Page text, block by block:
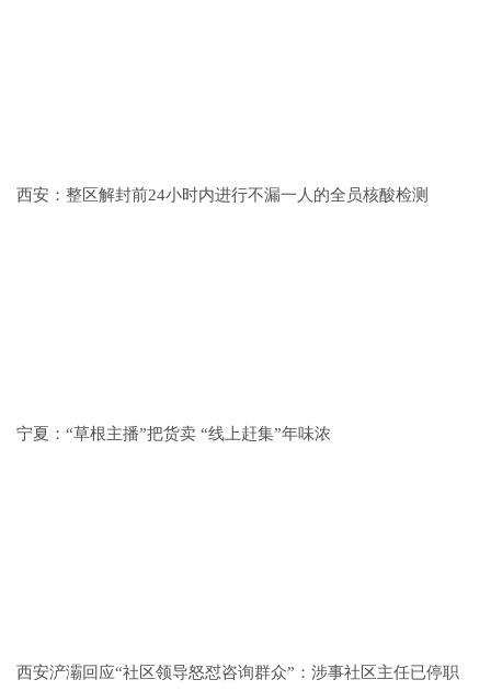
西安：整区解封前24小时内进行不漏一人的全员核酸检测
宁夏：“草根主播”把货卖 “线上赶集”年味浓
西安浐灞回应“社区领导怒怼咨询群众”：涉事社区主任已停职